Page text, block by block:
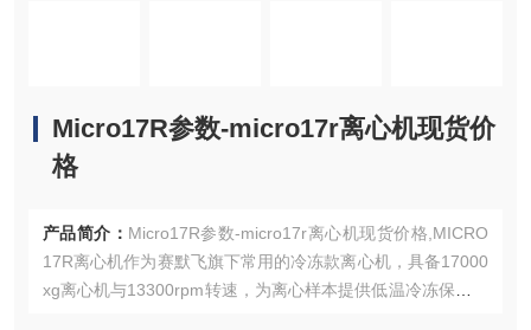
Micro17R参数-micro17r离心机现货价
格
产品简介： Micro17R参数-micro17r离心机现货价格,MICRO
17R离心机作为赛默飞旗下常用的冷冻款离心机，具备17000
xg离心机与13300rpm转速，为离心样本提供低温冷冻保障。